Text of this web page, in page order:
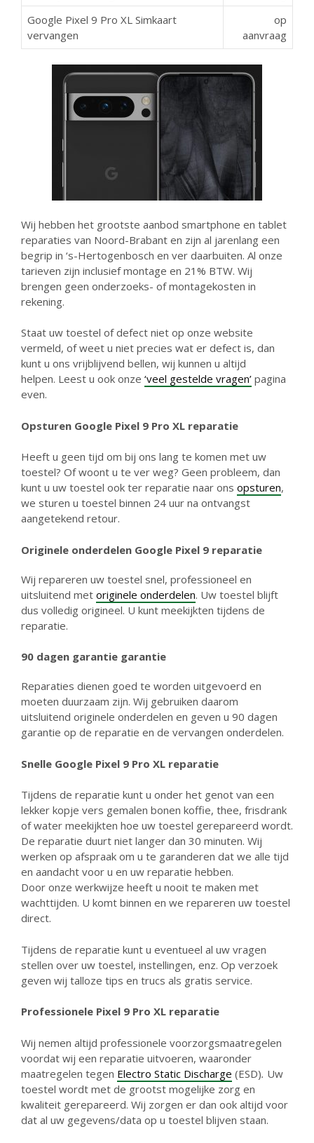
Google Pixel 9 Pro XL Simkaart
vervangen
op
aanvraag
Wij hebben het grootste aanbod smartphone en tablet
reparaties van Noord-Brabant en zijn al jarenlang een
begrip in ‘s-Hertogenbosch en ver daarbuiten. Al onze
tarieven zijn inclusief montage en 21% BTW. Wij
brengen geen onderzoeks- of montagekosten in
rekening.
Staat uw toestel of defect niet op onze website
vermeld, of weet u niet precies wat er defect is, dan
kunt u ons vrijblijvend bellen, wij kunnen u altijd
helpen. Leest u ook onze ‘veel gestelde vragen’ pagina
even.
Opsturen Google Pixel 9 Pro XL reparatie
Heeft u geen tijd om bij ons lang te komen met uw
toestel? Of woont u te ver weg? Geen probleem, dan
kunt u uw toestel ook ter reparatie naar ons opsturen,
we sturen u toestel binnen 24 uur na ontvangst
aangetekend retour.
Originele onderdelen Google Pixel 9 reparatie
Wij repareren uw toestel snel, professioneel en
uitsluitend met originele onderdelen. Uw toestel blijft
dus volledig origineel. U kunt meekijkten tijdens de
reparatie.
90 dagen garantie garantie
Reparaties dienen goed te worden uitgevoerd en
moeten duurzaam zijn. Wij gebruiken daarom
uitsluitend originele onderdelen en geven u 90 dagen
garantie op de reparatie en de vervangen onderdelen.
Snelle Google Pixel 9 Pro XL reparatie
Tijdens de reparatie kunt u onder het genot van een
lekker kopje vers gemalen bonen koffie, thee, frisdrank
of water meekijkten hoe uw toestel gerepareerd wordt.
De reparatie duurt niet langer dan 30 minuten. Wij
werken op afspraak om u te garanderen dat we alle tijd
en aandacht voor u en uw reparatie hebben.
Door onze werkwijze heeft u nooit te maken met
wachttijden. U komt binnen en we repareren uw toestel
direct.
Tijdens de reparatie kunt u eventueel al uw vragen
stellen over uw toestel, instellingen, enz. Op verzoek
geven wij talloze tips en trucs als gratis service.
Professionele Pixel 9 Pro XL reparatie
Wij nemen altijd professionele voorzorgsmaatregelen
voordat wij een reparatie uitvoeren, waaronder
maatregelen tegen Electro Static Discharge (ESD). Uw
toestel wordt met de grootst mogelijke zorg en
kwaliteit gerepareerd. Wij zorgen er dan ook altijd voor
dat al uw gegevens/data op u toestel blijven staan.